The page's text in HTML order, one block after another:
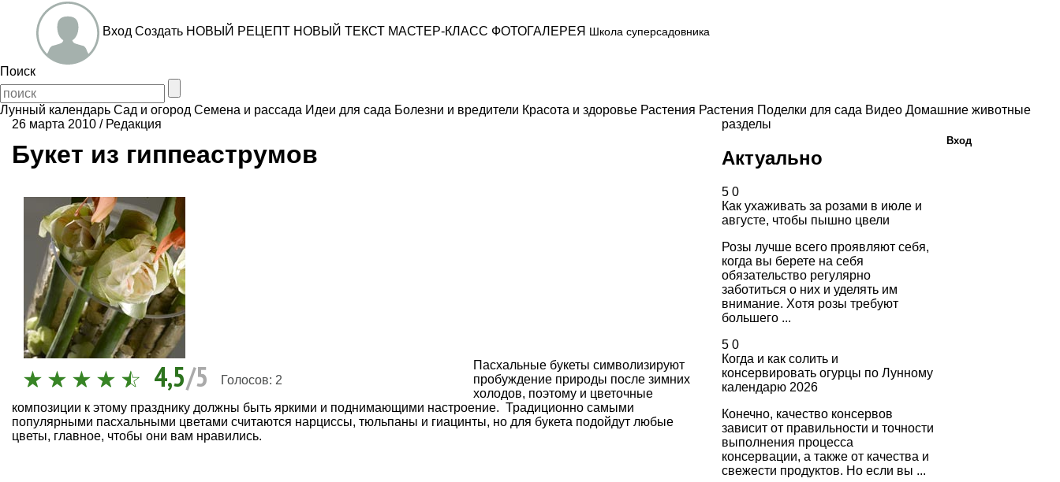
Вход Создать НОВЫЙ РЕЦЕПТ НОВЫЙ ТЕКСТ МАСТЕР-КЛАСС ФОТОГАЛЕРЕЯ Школа суперсадовника
Поиск
Лунный календарь Сад и огород Семена и рассада Идеи для сада Болезни и вредители Красота и здоровье Растения Растения Поделки для сада Видео Домашние животные
26 марта 2010 / Редакция
Букет из гиппеаструмов
4,5/5 Голосов: 2
Пасхальные букеты символизируют
пробуждение природы после зимних
холодов, поэтому и цветочные
композиции к этому празднику должны быть яркими и поднимающими настроение. Традиционно самыми
популярными пасхальными цветами считаются нарциссы, тюльпаны и гиацинты, но для букета подойдут любые
цветы, главное, чтобы они вам нравились.
разделы
Актуально
5 0
Как ухаживать за розами в июле и
августе, чтобы пышно цвели
Розы лучше всего проявляют себя,
когда вы берете на себя
обязательство регулярно
заботиться о них и уделять им
внимание. Хотя розы требуют
большего ...
5 0
Когда и как солить и
консервировать огурцы по Лунному
календарю 2026
Конечно, качество консервов
зависит от правильности и точности
выполнения процесса
консервации, а также от качества и
свежести продуктов. Но если вы ...
Вход